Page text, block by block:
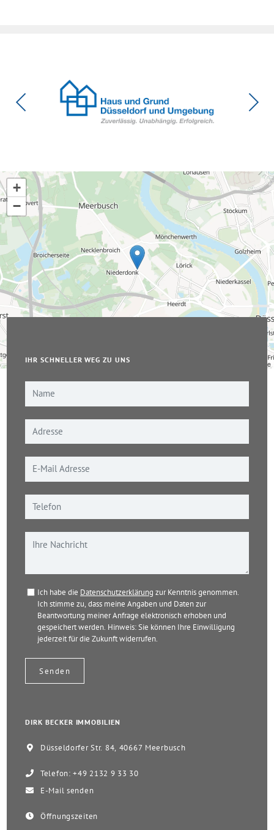
+
−
© OpenStreetMap-Mitwirkende
IHR SCHNELLER WEG ZU UNS
Ich habe die Datenschutzerklärung zur Kenntnis genommen.
Ich stimme zu, dass meine Angaben und Daten zur
Beantwortung meiner Anfrage elektronisch erhoben und
gespeichert werden. Hinweis: Sie können Ihre Einwilligung
jederzeit für die Zukunft widerrufen.
DIRK BECKER IMMOBILIEN
Düsseldorfer Str. 84, 40667 Meerbusch
Telefon: +49 2132 9 33 30
E-Mail senden
Öffnungszeiten